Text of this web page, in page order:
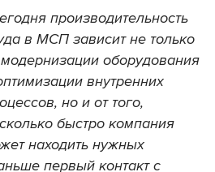
производительность
в МСП зависит не только
оборудования
внутренних
но и от того,
быстро компания
находить нужных
первый контакт с